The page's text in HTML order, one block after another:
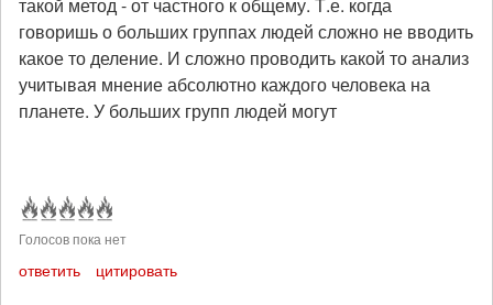
говоришь о больших группах людей сложно не вводить
какое то деление. И сложно проводить какой то анализ
учитывая мнение абсолютно каждого человека на
планете. У больших групп людей могут
Голосов пока нет
ответить цитировать